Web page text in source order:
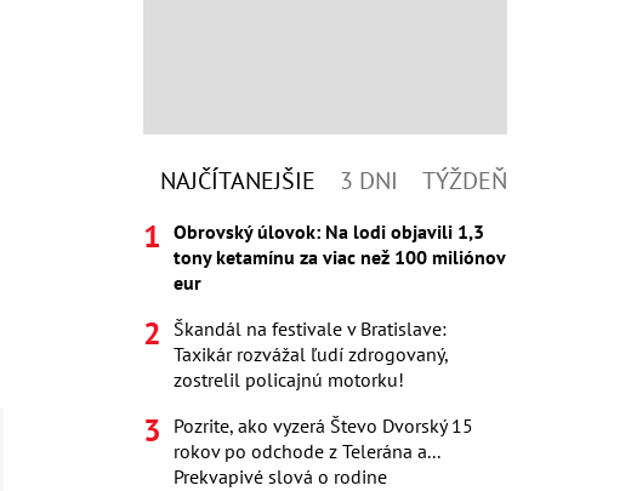
NAJČÍTANEJŠIE 3 DNI TÝŽDEŇ
Obrovský úlovok: Na lodi objavili 1,3
tony ketamínu za viac než 100 miliónov
eur
Škandál na festivale v Bratislave:
Taxikár rozvážal ľudí zdrogovaný,
zostrelil policajnú motorku!
Pozrite, ako vyzerá Števo Dvorský 15
rokov po odchode z Telerána a...
Prekvapivé slová o rodine